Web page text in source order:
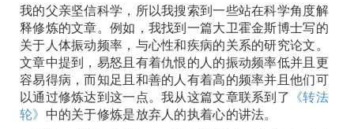
我的父亲坚信科学，所以我搜索到一些站在科学角度解
释修炼的文章。例如，我找到一篇大卫霍金斯博士写的
关于人体振动频率，与心性和疾病的关系的研究论文。
文章中提到，易怒且有着仇恨的人的振动频率低并且更
容易得病，而知足且和善的人有着高的频率并且他们可
以通过修炼达到这一点。我从这篇文章联系到了 《转法
轮》 中的关于修炼是放弃人的执着心的讲法。